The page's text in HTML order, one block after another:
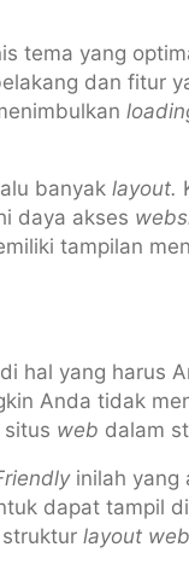
tema yang
dan fitur
banyak layout.
daya akses
tampilan
hal yang harus
Anda tidak
situs web dalam
inilah yang
dapat tampil
layout